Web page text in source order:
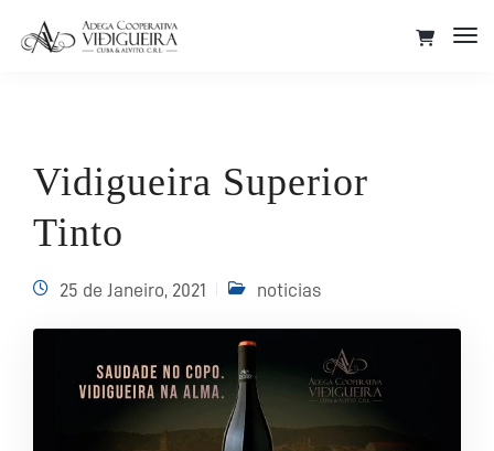
Vidigueira Superior
Tinto
25 de Janeiro, 2021 noticias